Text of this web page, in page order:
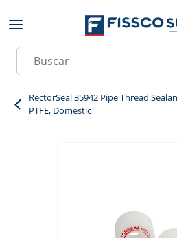
Skip to main content
Site Search
RectorSeal 35942 Pipe Thread
PTFE, Domestic